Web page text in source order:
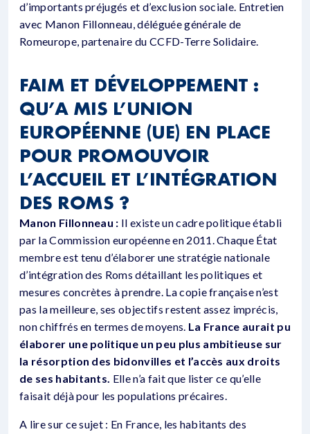
d’importants préjugés et d’exclusion sociale. Entretien
avec Manon Fillonneau, déléguée générale de
Romeurope, partenaire du CCFD-Terre Solidaire.
FAIM ET DÉVELOPPEMENT :
QU’A MIS L’UNION
EUROPÉENNE (UE) EN PLACE
POUR PROMOUVOIR
L’ACCUEIL ET L’INTÉGRATION
DES ROMS ?
Manon Fillonneau : Il existe un cadre politique établi
par la Commission européenne en 2011. Chaque État
membre est tenu d’élaborer une stratégie nationale
d’intégration des Roms détaillant les politiques et
mesures concrètes à prendre. La copie française n’est
pas la meilleure, ses objectifs restent assez imprécis,
non chiffrés en termes de moyens. La France aurait pu
élaborer une politique un peu plus ambitieuse sur
la résorption des bidonvilles et l’accès aux droits
de ses habitants. Elle n’a fait que lister ce qu’elle
faisait déjà pour les populations précaires.
A lire sur ce sujet : En France, les habitants des